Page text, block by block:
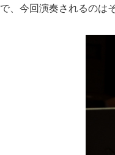
で、今回演奏されるのは